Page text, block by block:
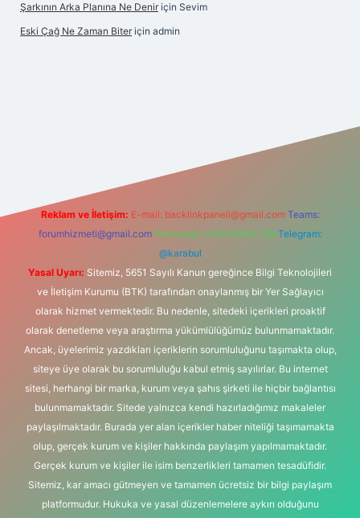
Şarkının Arka Planına Ne Denir için Sevim
Eski Çağ Ne Zaman Biter için admin
Reklam ve İletişim: E-mail: backlinkpaneli@gmail.com Teams:
forumhizmeti@gmail.com Whatsapp: 0262 606 0 726 Telegram:
@karabul
Yasal Uyarı: Sitemiz, 5651 Sayılı Kanun gereğince Bilgi Teknolojileri
ve İletişim Kurumu (BTK) tarafından onaylanmış bir Yer Sağlayıcı
olarak hizmet vermektedir. Bu nedenle, sitedeki içerikleri proaktif
olarak denetleme veya araştırma yükümlülüğümüz bulunmamaktadır.
Ancak, üyelerimiz yazdıkları içeriklerin sorumluluğunu taşımakta olup,
siteye üye olarak bu sorumluluğu kabul etmiş sayılırlar. Bu internet
sitesi, herhangi bir marka, kurum veya şahıs şirketi ile hiçbir bağlantısı
bulunmamaktadır. Sitede yalnızca kendi hazırladığımız makaleler
paylaşılmaktadır. Burada yer alan içerikler haber niteliği taşımamakta
olup, gerçek kurum ve kişiler hakkında paylaşım yapılmamaktadır.
Gerçek kurum ve kişiler ile isim benzerlikleri tamamen tesadüfidir.
Sitemiz, kar amacı gütmeyen ve tamamen ücretsiz bir bilgi paylaşım
platformudur. Hukuka ve yasal düzenlemelere aykırı olduğunu